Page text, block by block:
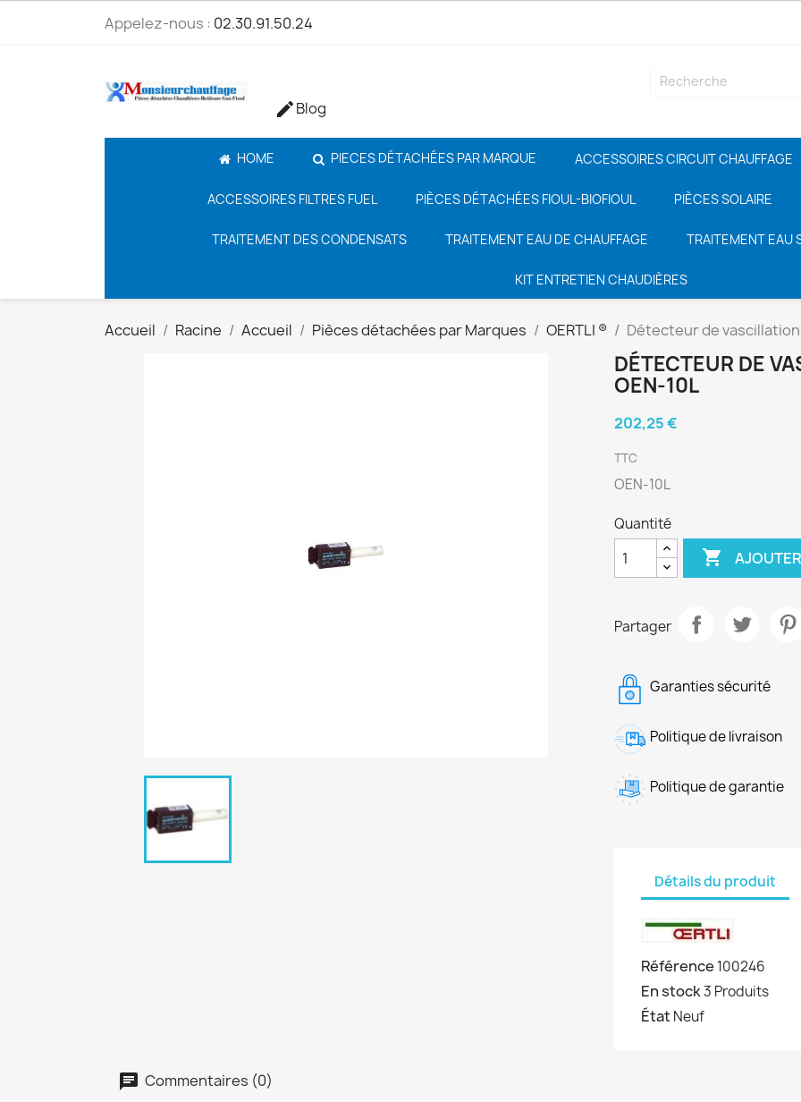
Appelez-nous : 02.30.91.50.24
Blog
HOME PIECES DÉTACHÉES PAR MARQUE ACCESSOIRES CIRCUIT CHAUFFAGE
ACCESSOIRES FILTRES FUEL PIÈCES DÉTACHÉES FIOUL-BIOFIOUL PIÈCES SOLAIRE
TRAITEMENT DES CONDENSATS TRAITEMENT EAU DE CHAUFFAGE TRAITEMENT EAU
KIT ENTRETIEN CHAUDIÈRES
Accueil Racine Accueil Pièces détachées par Marques OERTLI ® Détecteur de
DÉTECTEUR DE
OEN-10L
202,25 €
TTC
OEN-10L
Quantité

Partager
Garanties sécurité
Politique de livraison
Politique de garantie
Détails du produit
Référence 100246
En stock3 Produits
ÉtatNeuf
Commentaires (0)